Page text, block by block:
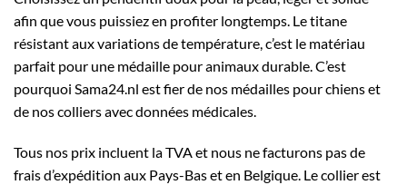
afin que vous puissiez en profiter longtemps. Le titane
résistant aux variations de température, c’est le matériau
parfait pour une médaille pour animaux durable. C’est
pourquoi Sama24.nl est fier de nos médailles pour chiens et
de nos colliers avec données médicales.
Tous nos prix incluent la TVA et nous ne facturons pas de
frais d’expédition aux Pays-Bas et en Belgique. Le collier est